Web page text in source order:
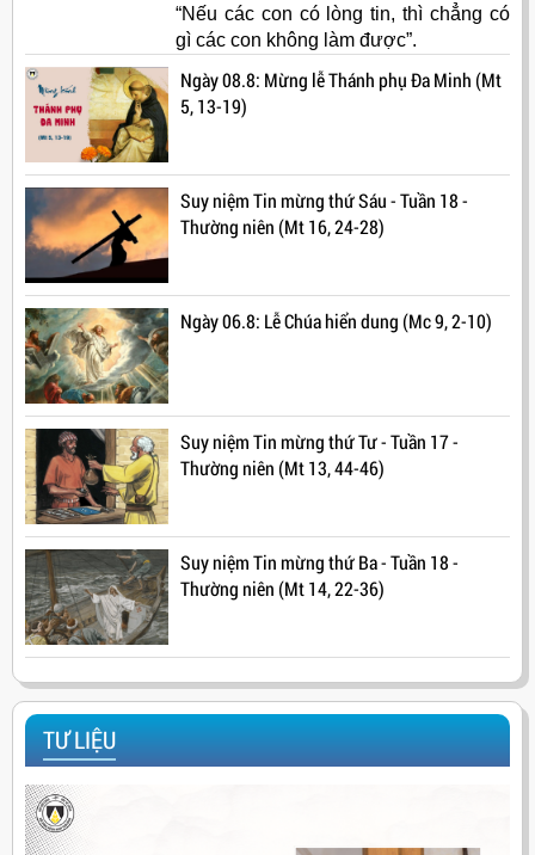
“Nếu các con có lòng tin, thì chẳng có
gì các con không làm được”.
Ngày 08.8: Mừng lễ Thánh phụ Đa Minh (Mt
5, 13-19)
Suy niệm Tin mừng thứ Sáu - Tuần 18 -
Thường niên (Mt 16, 24-28)
Ngày 06.8: Lễ Chúa hiển dung (Mc 9, 2-10)
Suy niệm Tin mừng thứ Tư - Tuần 17 -
Thường niên (Mt 13, 44-46)
Suy niệm Tin mừng thứ Ba - Tuần 18 -
Thường niên (Mt 14, 22-36)
TƯ LIỆU